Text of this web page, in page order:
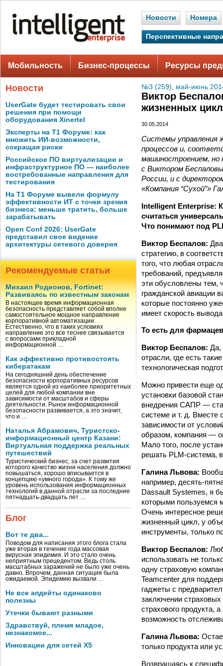
Новости Номера
Перспективные
Мобильность Бизнес-процессы Ресурсы
Новости
UserGate будет тестировать свои
решения при помощи
оборудования Xinertel
Эксперты на Т1 Форуме: как
множить ИИ-возможности,
сокращая риски
Российское ПО виртуализации и
инфраструктурное ПО — наиболее
востребованные направления для
тестирования
На Т1 Форуме вывели формулу
эффективности ИТ с точки зрения
бизнеса: меньше тратить, больше
зарабатывать
Open Conf 2026: UserGate
представил свое видение
архитектуры сетевого доверия
Рекомендуемые статьи
Михаил Родионов, Fortinet:
Развиваясь по известным законам
В настоящее время информационная
безопасность представляет собой вполне
самостоятельное мощное направление
корпоративной автоматизации.
Естественно, что в таких условиях
направление это все теснее связывается
с вопросами прикладной
информационной …
Как эффективно противостоять
кибератакам
На сегодняшний день обеспечение
безопасности корпоративных ресурсов
является одной из наиболее приоритетных
целей для любой компании вне
зависимости от масштабов и сферы
деятельности. Рынок информационной
безопасности развивается, а это значит,
что и …
Наталья Абрамович, Туристско-
информационный центр Казани:
Виртуальная поддержка реальных
путешествий
Туристический бизнес, за счет развития
которого качество жизни населения должно
повышаться, хорошо вписывается в
концепцию «умного города». К тому же
уровень использования информационных
технологий в данной отрасли за последние
пятнадцать-двадцать лет …
Блог
Вот те два...
Поводом для написания этого блога стала
уже вторая в течение года массовая
вирусная эпидемия. И это стало очень
неприятным прецедентом. Ведь столь
масштабных заражений не было уже очень
давно. Впрочем, данная ситуация была
ожидаемой. Эпидемию вызвали …
Не все апдейты одинаково
полезны
Утечки бывают разными
Здравствуй, племя младое,
незнакомое...
Инновации для сетей X5
№3 (259), май-июнь
Виктор
жизненных
30.05.2014
Системы управления
процессов и,
машиностроением, но
с Виктором
России, и с
«Компания “Сухой”»
Intelligent Enterprise:
считаться
Что понимают под
Виктор Беспалов:
стратегию, в
того, что любая
требований,
эти обусловлены тем,
гражданской авиации
которые постоянно
имеет скорость
То есть для
Виктор Беспалов: Да,
отрасли, где есть
технологическая
Можно привести еще
установки базовой
внедрения САПР —
системе и т. д. Вместе
зависимости от
образом, компания —
Мало того, после
решать PLM-система,
Галина Львова:
например, десять-
Dassault Systemes, я
которыми пользуемся
Очень интересное
жизненный цикл, у
инструменты, только
Виктор Беспалов:
использовать не
одну страховую
Teamcenter для
гаджеты с
заключении страховых
страхового продукта,
возможность
Галина Львова:
только продукта или
Возвращаясь к